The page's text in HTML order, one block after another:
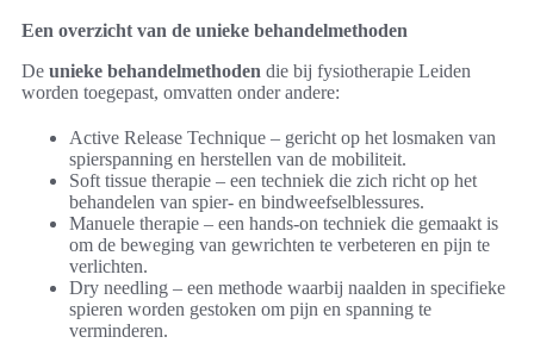
Een overzicht van de unieke behandelmethoden
De unieke behandelmethoden die bij fysiotherapie Leiden
worden toegepast, omvatten onder andere:
Active Release Technique – gericht op het losmaken van
spierspanning en herstellen van de mobiliteit.
Soft tissue therapie – een techniek die zich richt op het
behandelen van spier- en bindweefselblessures.
Manuele therapie – een hands-on techniek die gemaakt is
om de beweging van gewrichten te verbeteren en pijn te
verlichten.
Dry needling – een methode waarbij naalden in specifieke
spieren worden gestoken om pijn en spanning te
verminderen.